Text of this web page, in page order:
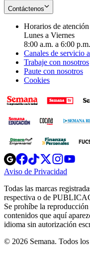
Contáctenos
Horarios de atención
Lunes a Viernes
8:00 a.m. a 6:00 p.m.
Canales de servicio
Trabaje con nosotros
Paute con nosotros
Cookies
Opens
in
new
Opens
in
new
Opens
in
new
window
Opens
new
window
Aviso de Privacidad
new
Todas las marcas
respectiva o de
Se prohíbe la
contenidos que aquí
idioma sin autorización
© 2026 Semana. Todos los